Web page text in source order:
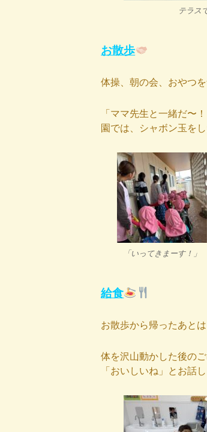
テラス
お散歩
体操、朝の会、おやつ
「ママ先生と一緒だ〜
園では、シャボン玉を
「いってきまーす！」
給食
お散歩から帰ったあと
体を沢山動かした後の
「おいしいね」とお話